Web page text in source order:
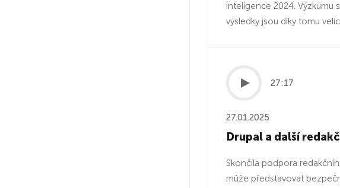
inteligence 2024. Výzkumu
výsledky jsou díky tomu
27:17
27.01.2025
Drupal a další
Skončila podpora
může představovat